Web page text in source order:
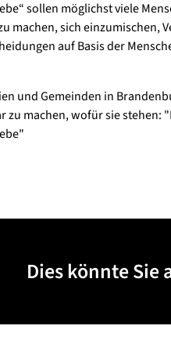
sollen möglichst viele
machen, sich einzumischen,
auf Basis der
und Gemeinden in
zu machen, wofür sie stehen:
Dies könnte Sie